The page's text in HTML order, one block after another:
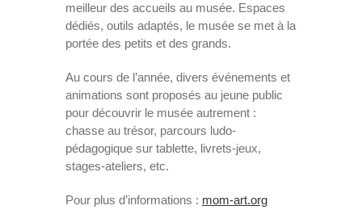
meilleur des accueils au musée. Espaces
dédiés, outils adaptés, le musée se met à la
portée des petits et des grands.
Au cours de l’année, divers événements et
animations sont proposés au jeune public
pour découvrir le musée autrement :
chasse au trésor, parcours ludo-
pédagogique sur tablette, livrets-jeux,
stages-ateliers, etc.
Pour plus d’informations : mom-art.org